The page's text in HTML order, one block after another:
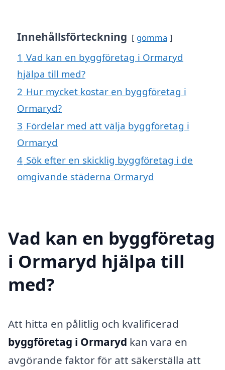
Innehållsförteckning gömma
1 Vad kan en byggföretag i Ormaryd
hjälpa till med?
2 Hur mycket kostar en byggföretag i
Ormaryd?
3 Fördelar med att välja byggföretag i
Ormaryd
4 Sök efter en skicklig byggföretag i de
omgivande städerna Ormaryd
Vad kan en byggföretag
i Ormaryd hjälpa till
med?
Att hitta en pålitlig och kvalificerad
byggföretag i Ormaryd kan vara en
avgörande faktor för att säkerställa att